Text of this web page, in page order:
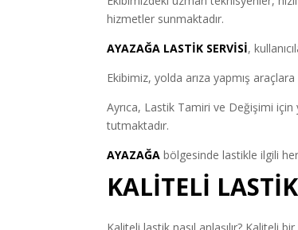
hizmetler sunmaktadır.
AYAZAĞA LASTİK SERVİSİ,
Ekibimiz, yolda arıza yapmış
Ayrıca, Lastik Tamiri ve Değişimi
tutmaktadır.
AYAZAĞA bölgesinde lastikle ilgili
KALİTELİ
Kaliteli lastik nasıl anlaşılır? Kaliteli